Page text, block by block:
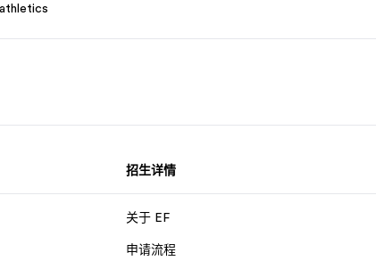
招生详情
关于 EF
申请流程